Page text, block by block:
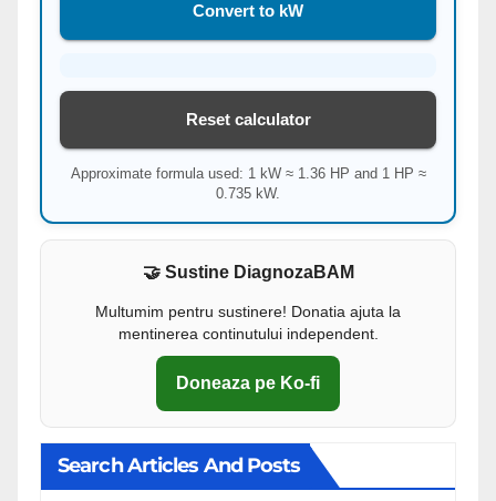
Convert to kW
Reset calculator
Approximate formula used: 1 kW ≈ 1.36 HP and 1 HP ≈
0.735 kW.
🤝 Sustine DiagnozaBAM
Multumim pentru sustinere! Donatia ajuta la
mentinerea continutului independent.
Doneaza pe Ko-fi
Search Articles And Posts